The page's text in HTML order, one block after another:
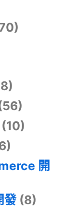
(10)
開
發(8)